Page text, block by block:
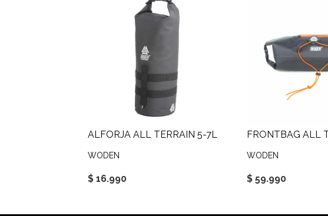
ALFORJA ALL TERRAIN 5-7L
WODEN
$ 16.990
WODEN
$ 59.990